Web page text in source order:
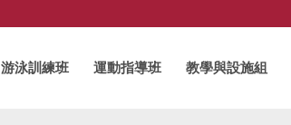
游泳訓練班 運動指導班 教學與設施組